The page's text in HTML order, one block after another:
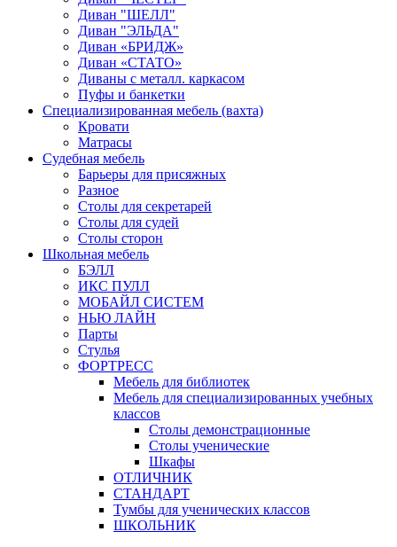
Диван "ШЕЛЛ"
Диван "ЭЛЬДА"
Диван «БРИДЖ»
Диван «СТАТО»
Диваны с металл. каркасом
Пуфы и банкетки
Специализированная мебель (вахта)
Кровати
Матрасы
Судебная мебель
Барьеры для присяжных
Разное
Столы для секретарей
Столы для судей
Столы сторон
Школьная мебель
БЭЛЛ
ИКС ПУЛЛ
МОБАЙЛ СИСТЕМ
НЬЮ ЛАЙН
Парты
Стулья
ФОРТРЕСС
Мебель для библиотек
Мебель для специализированных учебных
классов
Столы демонстрационные
Столы ученические
Шкафы
ОТЛИЧНИК
СТАНДАРТ
Тумбы для ученических классов
ШКОЛЬНИК